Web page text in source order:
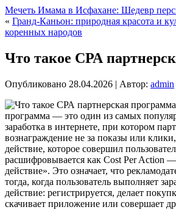
Мечеть Имама в Исфахане: Шедевр
« Гранд-Каньон: природная красота и
коренных народов
Что такое СРА
Опубликовано 28.04.2026 | Автор: admin
программа — это один из самых
заработка в интернете, при котором
вознаграждение не за показы или
действие, которое совершил
расшифровывается как Cost Per Action —
действие». Это означает, что
тогда, когда пользователь выполняет
действие: регистрируется, делает
скачивает приложение или совершает